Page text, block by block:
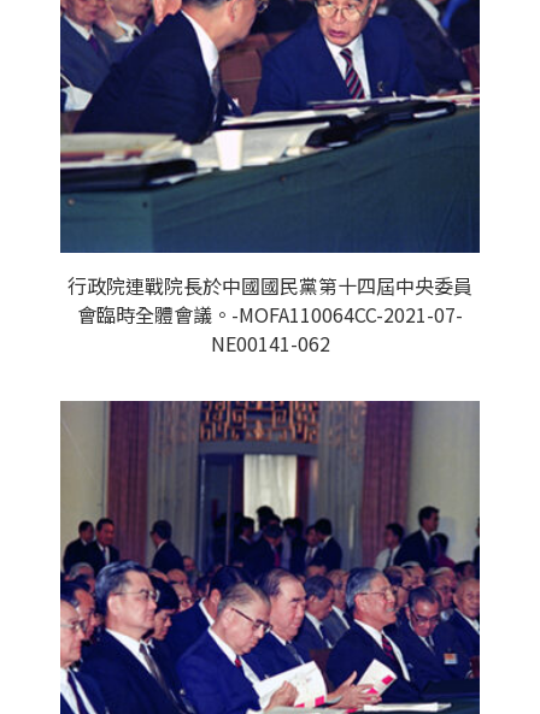
行政院連戰院長於中國國民黨第十四屆中央委員
會臨時全體會議。-MOFA110064CC-2021-07-
NE00141-062